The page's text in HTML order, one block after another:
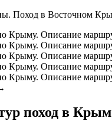
поход в Крым